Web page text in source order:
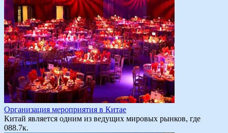
Организация мероприятия в Китае
Китай является одним из ведущих мировых рынков, где
088.7к.